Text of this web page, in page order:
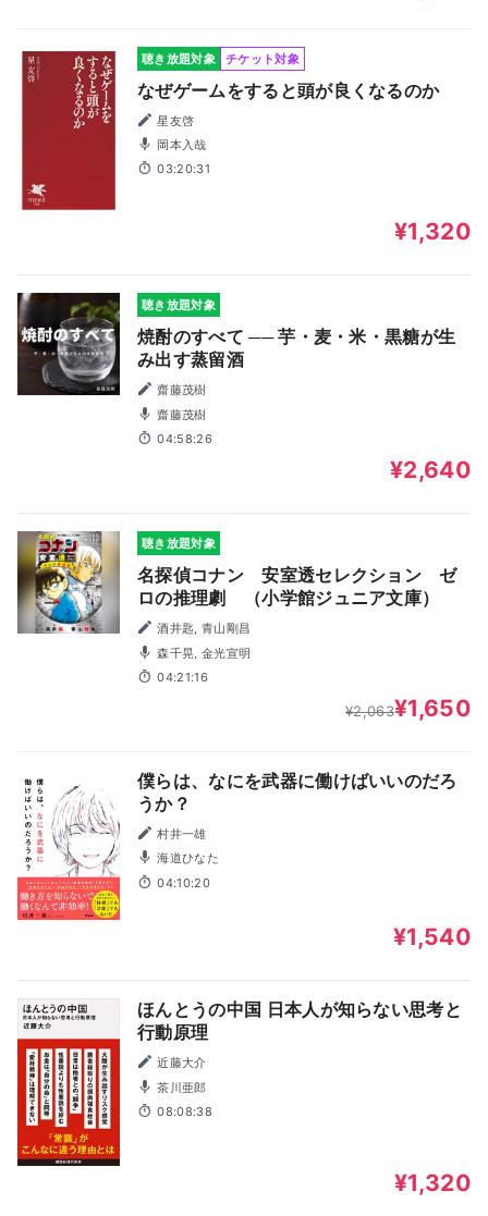
聴き放題対象 チケット対象
なぜゲームをすると頭が良くなるのか
星友啓
岡本入哉
03:20:31
¥1,320
聴き放題対象
焼酎のすべて ── 芋・麦・米・黒糖が生
み出す蒸留酒
齋藤茂樹
齋藤茂樹
04:58:26
¥2,640
聴き放題対象
名探偵コナン 安室透セレクション ゼ
ロの推理劇 （小学館ジュニア文庫）
酒井匙, 青山剛昌
森千晃, 金光宣明
04:21:16
¥2,063¥1,650
僕らは、なにを武器に働けばいいのだろ
うか？
村井一雄
海道ひなた
04:10:20
¥1,540
ほんとうの中国 日本人が知らない思考と
行動原理
近藤大介
茶川亜郎
08:08:38
¥1,320